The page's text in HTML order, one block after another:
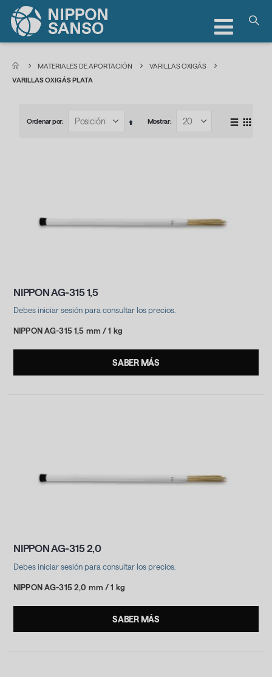
Toggle
Nav
MATERIALES DE APORTACIÓN
VARILLAS OXIGÁS
VARILLAS OXIGÁS PLATA
Ordenar por
Fijar
Mostrar
Ver
NIPPON AG-315 1,5
Debes iniciar sesión para consultar los precios.
NIPPON AG-315 1,5 mm / 1 kg
SABER MÁS
NIPPON AG-315 2,0
Debes iniciar sesión para consultar los precios.
NIPPON AG-315 2,0 mm / 1 kg
SABER MÁS